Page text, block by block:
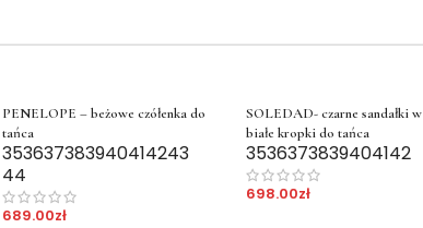
PENELOPE – beżowe czółenka do
tańca
353637383940414243
44
689.00zł
SOLEDAD- czarne sandałki w
białe kropki do tańca
3536373839404142
698.00zł